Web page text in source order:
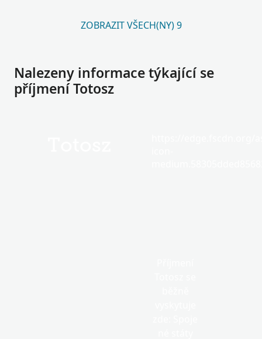
ZOBRAZIT VŠECH(NY) 9
Nalezeny informace týkající se
příjmení Totosz